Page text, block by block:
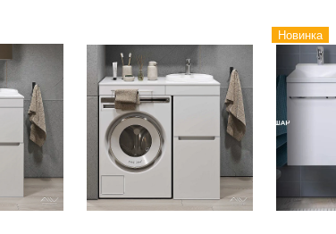
Новинка